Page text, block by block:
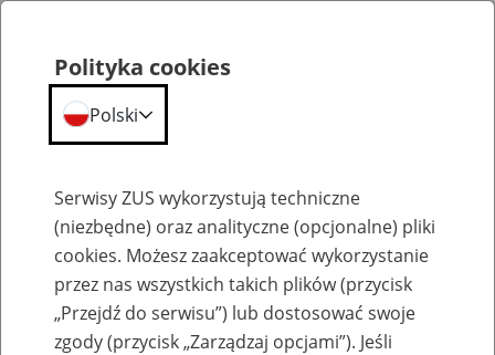
Szkolenia
Polityka cookies
Polski
Serwisy ZUS wykorzystują techniczne
(niezbędne) oraz analityczne (opcjonalne) pliki
cookies. Możesz zaakceptować wykorzystanie
przez nas wszystkich takich plików (przycisk
„Przejdź do serwisu”) lub dostosować swoje
zgody (przycisk „Zarządzaj opcjami”). Jeśli